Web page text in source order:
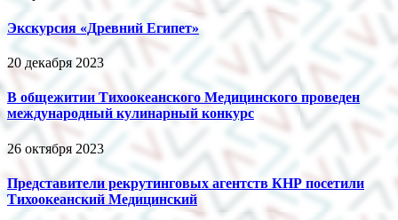
Экскурсия «Древний Египет»
20 декабря 2023
В общежитии Тихоокеанского Медицинского проведен
международный кулинарный конкурс
26 октября 2023
Представители рекрутинговых агентств КНР посетили
Тихоокеанский Медицинский